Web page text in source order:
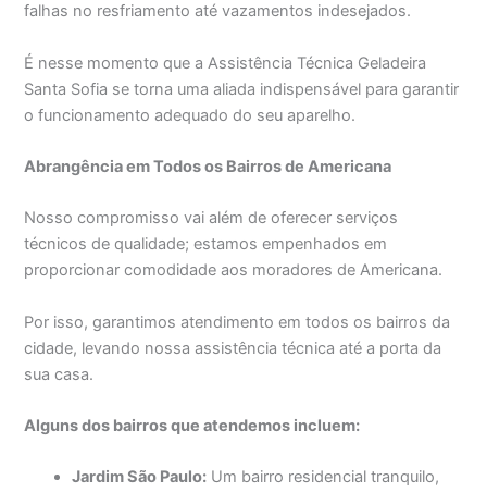
falhas no resfriamento até vazamentos indesejados.
É nesse momento que a Assistência Técnica Geladeira
Santa Sofia se torna uma aliada indispensável para garantir
o funcionamento adequado do seu aparelho.
Abrangência em Todos os Bairros de Americana
Nosso compromisso vai além de oferecer serviços
técnicos de qualidade; estamos empenhados em
proporcionar comodidade aos moradores de Americana.
Por isso, garantimos atendimento em todos os bairros da
cidade, levando nossa assistência técnica até a porta da
sua casa.
Alguns dos bairros que atendemos incluem:
Jardim São Paulo: Um bairro residencial tranquilo,